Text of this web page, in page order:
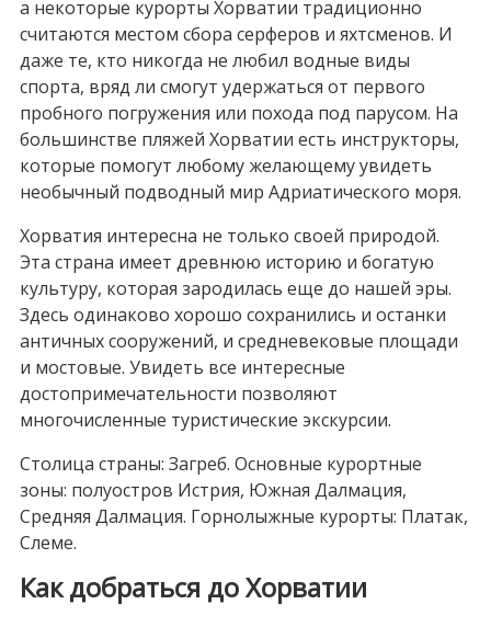
а некоторые курорты Хорватии традиционно
считаются местом сбора серферов и яхтсменов. И
даже те, кто никогда не любил водные виды
спорта, вряд ли смогут удержаться от первого
пробного погружения или похода под парусом. На
большинстве пляжей Хорватии есть инструкторы,
которые помогут любому желающему увидеть
необычный подводный мир Адриатического моря.
Хорватия интересна не только своей природой.
Эта страна имеет древнюю историю и богатую
культуру, которая зародилась еще до нашей эры.
Здесь одинаково хорошо сохранились и останки
античных сооружений, и средневековые площади
и мостовые. Увидеть все интересные
достопримечательности позволяют
многочисленные туристические экскурсии.
Столица страны: Загреб. Основные курортные
зоны: полуостров Истрия, Южная Далмация,
Средняя Далмация. Горнолыжные курорты: Платак,
Слеме.
Как добраться до Хорватии